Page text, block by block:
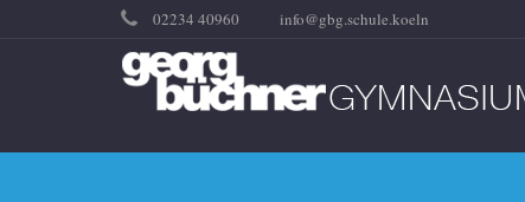
02234 40960 info@gbg.schule.koeln